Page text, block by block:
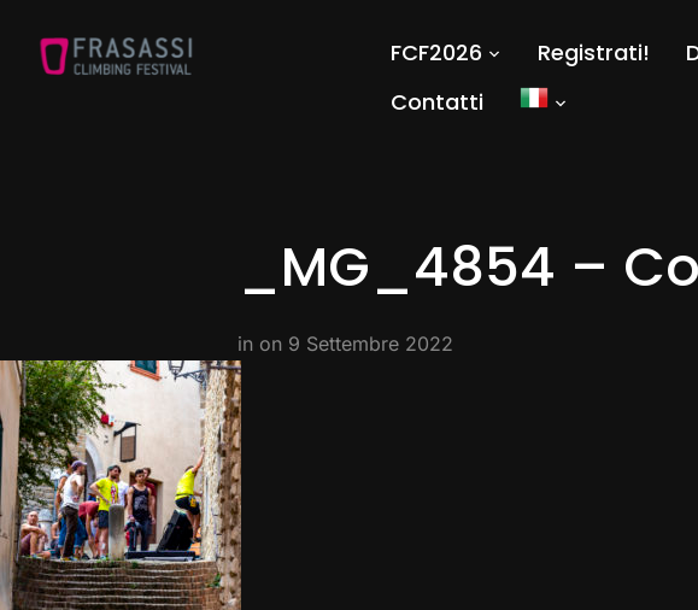
FCF2026 Registrati!
Contatti
_MG_4854 –
in on 9 Settembre 2022